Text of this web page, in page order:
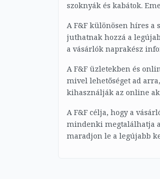
szoknyák és kabátok.
A F&F különösen híres a
juthatnak hozzá a
a vásárlók naprakész
A F&F üzletekben és
mivel lehetőséget ad
kihasználják az online
A F&F célja, hogy a
mindenki megtalálhatja
maradjon le a legújabb